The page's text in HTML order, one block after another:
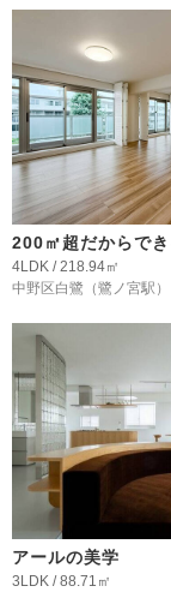
200㎡超だからでき
4LDK / 218.94㎡
中野区白鷺 （鷺ノ宮駅）
アールの美学
3LDK / 88.71㎡